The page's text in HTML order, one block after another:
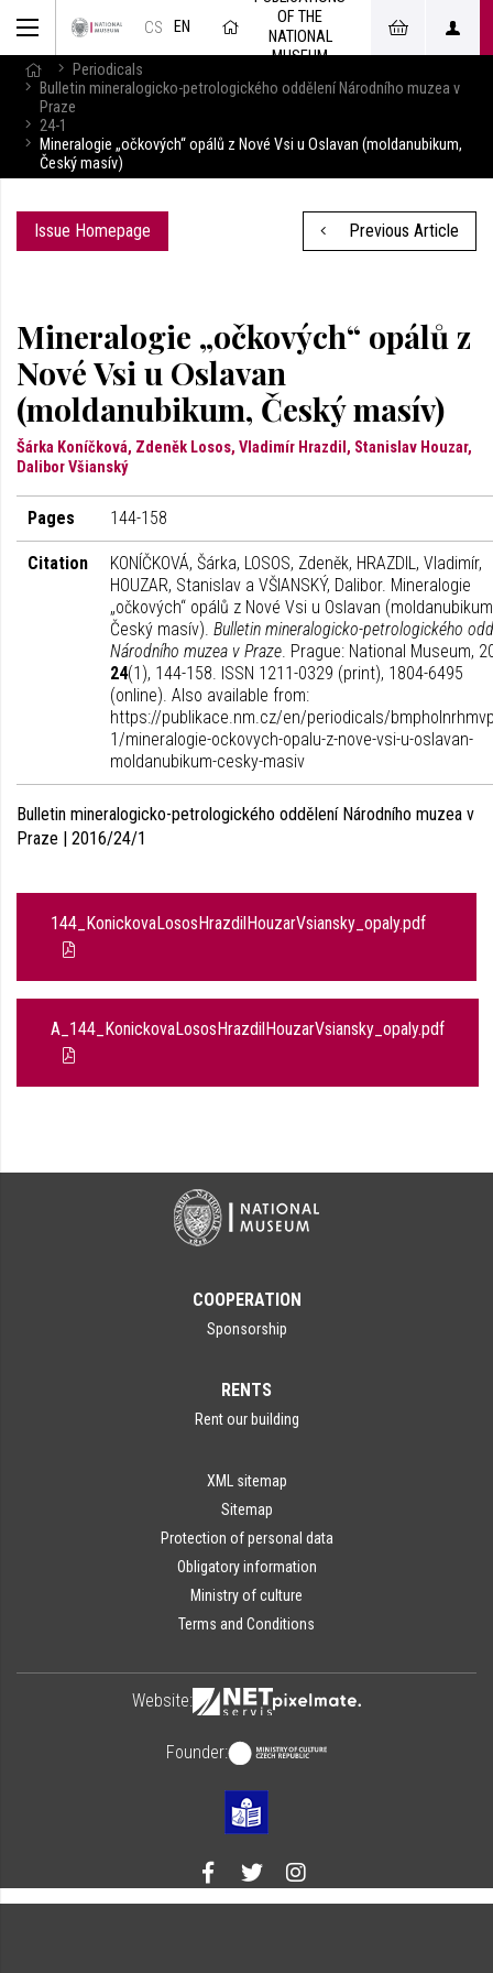
CS EN
OF THE
NATIONAL
MUSEUM
Periodicals
Bulletin mineralogicko-petrologického oddělení Národního muzea v
Praze
24-1
Mineralogie „očkových“ opálů z Nové Vsi u Oslavan (moldanubikum,
Český masív)
Issue Homepage Previous Article
Mineralogie „očkových“ opálů z
Nové Vsi u Oslavan
(moldanubikum, Český masív)
Šárka Koníčková, Zdeněk Losos, Vladimír Hrazdil, Stanislav Houzar,
Dalibor Všianský
Pages 144-158
Citation
KONÍČKOVÁ, Šárka, LOSOS, Zdeněk, HRAZDIL, Vladimír,
HOUZAR, Stanislav a VŠIANSKÝ, Dalibor. Mineralogie
„očkových“ opálů z Nové Vsi u Oslavan
Český masív). Bulletin mineralogicko-petrologického
Národního muzea v Praze. Prague: National Museum,
24(1), 144-158. ISSN 1211-0329 (print), 1804-6495
(online). Also available from:
https://publikace.nm.cz/en/periodicals/
1/mineralogie-ockovych-opalu-z-nove-vsi-u-oslavan-
moldanubikum-cesky-masiv
Bulletin mineralogicko-petrologického oddělení Národního muzea v
Praze | 2016/24/1
144_KonickovaLososHrazdilHouzarVsiansky_opaly.pdf
A_144_KonickovaLososHrazdilHouzarVsiansky_opaly.pdf
COOPERATION
Sponsorship
RENTS
Rent our building
XML sitemap
Sitemap
Protection of personal data
Obligatory information
Ministry of culture
Terms and Conditions
Website:
Founder: